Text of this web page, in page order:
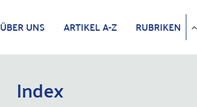
ÜBER UNS ARTIKEL A-Z RUBRIKEN
Index